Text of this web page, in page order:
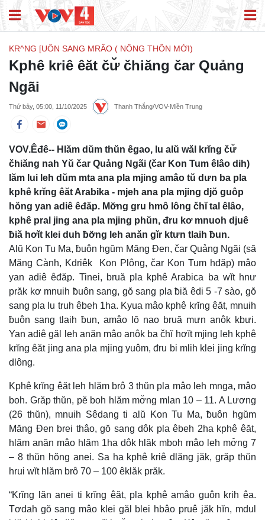
KR^NG [UÔN SANG MRÂO ( NÔNG THÔN MỚI)
Kphê kriê êăt čư̆ čhiăng čar Quảng
Ngãi
Thứ bảy, 05:00, 11/10/2025 Thanh Thắng/VOV-Miền Trung
VOV.Êđê-- Hlăm dŭm thŭn êgao, lu alŭ wăl krĭng čư̆
čhiăng nah Yŭ čar Quảng Ngãi (čar Kon Tum êlâo dih)
lăm lui leh dŭm mta ana pla mjing amâo tŭ dưn ba pla
kphê krĭng êăt Arabika - mjeh ana pla mjing djŏ guôp
hŏng yan adiê êđăp. Mơ̆ng gru hmô lông čhĭ tal êlâo,
kphê pral jing ana pla mjing phŭn, đru kơ mnuoh djuê
ƀiă hơĭt klei duh ƀơ̆ng leh anăn gĭr ktưn tlaih ƀun.
Alŭ Kon Tu Ma, ƀuôn hgŭm Măng Đen, čar Quảng Ngãi (să
Măng Cành, Kdriêk Kon Plông, čar Kon Tum hđăp) mâo
yan adiê êđăp. Tinei, bruă pla kphê Arabica ba wĭt hnư
prăk kơ mnuih ƀuôn sang, gŏ sang pla ƀiă êdi 5 -7 sào, gŏ
sang pla lu truh êbeh 1ha. Kyua mâo kphê krĭng êăt, mnuih
ƀuôn sang tlaih ƀun, amâo lŏ nao bruă mưn anôk kbưi.
Yan adiê găl leh anăn mâo anôk ba čhĭ hơĭt mjing leh kphê
krĭng êăt jing ana pla mjing yuôm, đru bi mlih klei jing krĭng
dlông.
Kphê krĭng êăt leh hlăm brô 3 thŭn pla mâo leh mnga, mâo
boh. Grăp thŭn, pĕ boh hlăm mơ̆ng mlan 10 – 11. A Lương
(26 thŭn), mnuih Sêdang ti alŭ Kon Tu Ma, ƀuôn hgŭm
Măng Đen brei thâo, gŏ sang dôk pla êbeh 2ha kphê êăt,
hlăm anăn mâo hlăm 1ha dôk hlăk mboh mâo leh mơ̆ng 7
– 8 thŭn hŏng anei. Sa ha kphê kriê dlăng jăk, grăp thŭn
hrui wĭt hlăm brô 70 – 100 êklăk prăk.
“Krĭng lăn anei ti krĭng êăt, pla kphê amâo guôn krih êa.
Tơdah gŏ sang mâo klei găl blei hbâo pruê jăk hĭn, mdul